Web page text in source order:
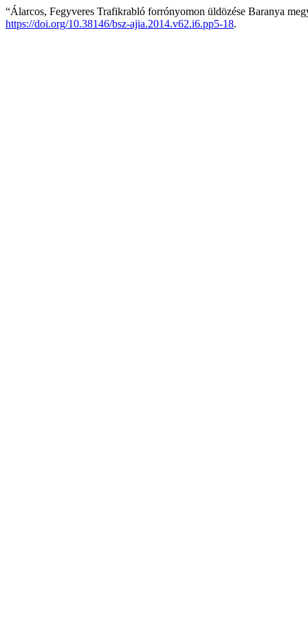
“Álarcos, Fegyveres Trafikrabló forrónyomon üldözése Baranya
https://doi.org/10.38146/bsz-ajia.2014.v62.i6.pp5-18.